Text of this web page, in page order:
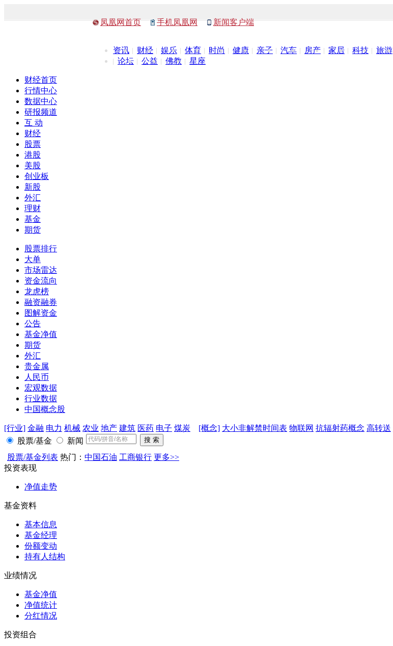
凤凰网首页 手机凤凰网 新闻客户端
资讯 财经 娱乐 体育 时尚 健康 亲子 汽车 房产 家居 科技 旅游
论坛
公益 佛教 星座
财经首页
行情中心
数据中心
研报频道
互 动
财经
股票
港股
美股
创业板
新股
外汇
理财
基金
期货
股票排行
大单
市场雷达
资金流向
龙虎榜
融资融券
图解资金
公告
基金净值
期货
外汇
贵金属
人民币
宏观数据
行业数据
中国概念股
[行业] 金融 电力 机械 农业 地产 建筑 医药 电子 煤炭 [概念] 大小非解禁时间表 物联网 抗辐射药概念 高转送
股票/基金
新闻
股票/基金列表 热门： 中国石油 工商银行 更多>>
投资表现
净值走势
基金资料
基本信息
基金经理
份额变动
持有人结构
业绩情况
基金净值
净值统计
分红情况
投资组合